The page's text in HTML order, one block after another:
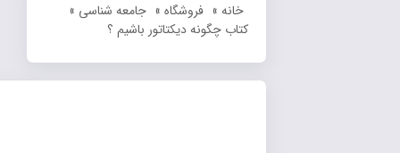
فروشگاه » جامعه شناسی»
کتاب چگونه دیکتاتور باشیم ؟